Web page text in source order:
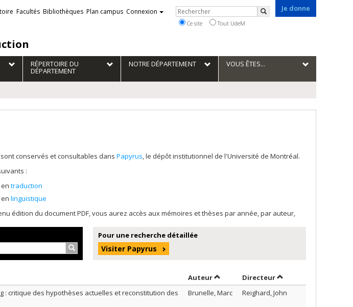
Je donne
Facultés Bibliothèques Plan campus Connexion Rechercher
Rechercher
Ce site Tout UdeM
RÉPERTOIRE DU
DÉPARTEMENT
NOTRE DÉPARTEMENT VOUS ÊTES...
conservés et consultables dans Papyrus, le dépôt institutionnel de l'Université de Montréal.
:
traduction
linguistique
édition du document PDF, vous aurez accès aux mémoires et thèses par année, par auteur,
Rechercher…
Pour une recherche détaillée
Visiter Papyrus
AuteurTrier par auteur en ordre décroissant
Directeurpar contributeur en
: critique des hypothèses actuelles et reconstitution des
Brunelle, Marc Reighard, John